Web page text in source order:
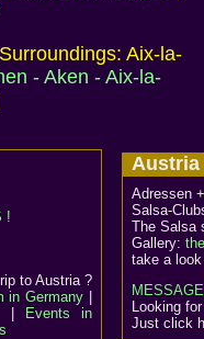
Aix-la-
- Aken - Aix-la-
!
to Austria ?
in Germany
Events in
Adressen
Salsa-
The Salsa
Gallery:
take a
Looking
Just click